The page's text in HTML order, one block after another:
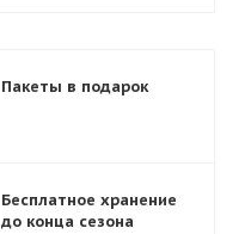
Пакеты в подарок
Бесплатное хранение
до конца сезона